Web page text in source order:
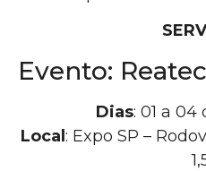
Evento:
Dias: 01 a 04
Local : Expo SP –